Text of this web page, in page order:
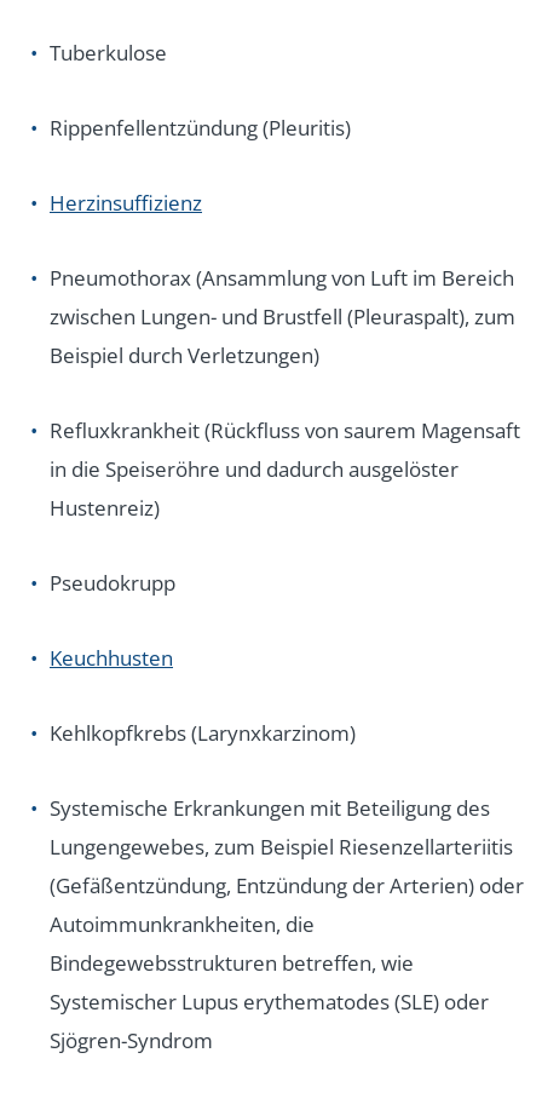
Tuberkulose
Rippenfellentzündung (Pleuritis)
Herzinsuffizienz
Pneumothorax (Ansammlung von Luft im Bereich
zwischen Lungen- und Brustfell (Pleuraspalt), zum
Beispiel durch Verletzungen)
Refluxkrankheit (Rückfluss von saurem Magensaft
in die Speiseröhre und dadurch ausgelöster
Hustenreiz)
Pseudokrupp
Keuchhusten
Kehlkopfkrebs (Larynxkarzinom)
Systemische Erkrankungen mit Beteiligung des
Lungengewebes, zum Beispiel Riesenzellarteriitis
(Gefäßentzündung, Entzündung der Arterien) oder
Autoimmunkrankheiten, die
Bindegewebsstrukturen betreffen, wie
Systemischer Lupus erythematodes (SLE) oder
Sjögren-Syndrom